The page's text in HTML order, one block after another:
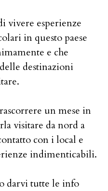
vivere esperienze
in questo paese
e che
destinazioni
un mese in
visitare da nord a
con i local e
indimenticabili.
darvi tutte le info